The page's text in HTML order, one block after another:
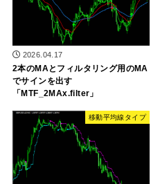
2026.04.17
2本のMAとフィルタリング用のMA
でサインを出す
「MTF_2MAx.filter」
移動平均線タイプ